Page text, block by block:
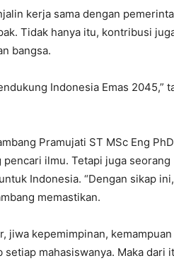
kerja sama dengan
Tidak hanya itu, kontribusi
bangsa.
Indonesia Emas 2045,”
Pramujati ST MSc Eng PhD
ilmu. Tetapi juga seorang
Indonesia. “Dengan sikap ini,
memastikan.
jiwa kepemimpinan, kemampuan
mahasiswanya. Maka dari